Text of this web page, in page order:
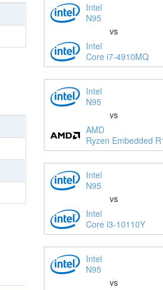
Intel
N95
vs
Intel
Core i7-4910MQ
Intel
N95
vs
AMD
Ryzen Embedded
Intel
N95
vs
Intel
Core i3-10110Y
Intel
N95
vs